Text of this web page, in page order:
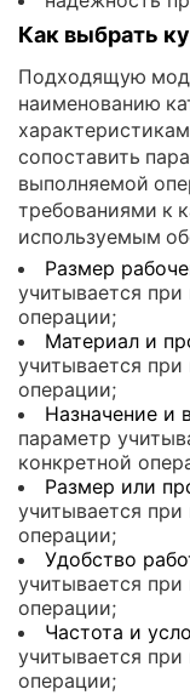
Как выбрать
Подходящую
наименованию
сопоставить
выполняемой
требованиями к
используемым
Размер
учитывается
операции;
Материал и
учитывается
операции;
Назначение и
параметр
конкретной
Размер или
учитывается
операции;
Удобство
учитывается
операции;
Частота и
учитывается
операции;